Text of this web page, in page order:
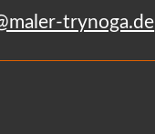
trynoga.de